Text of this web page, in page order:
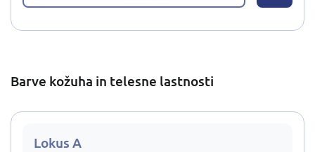
Barve kožuha in telesne lastnosti
Lokus A